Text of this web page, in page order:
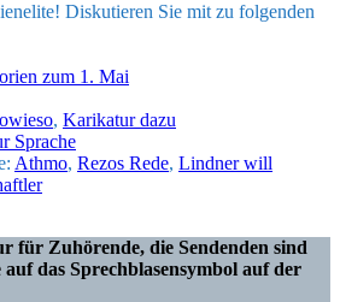
Diskutieren Sie mit zu folgenden
zum 1. Mai
, Karikatur dazu
Sprache
Athmo, Rezos Rede, Lindner will
für Zuhörende, die Sendenden sind
das Sprechblasensymbol auf der